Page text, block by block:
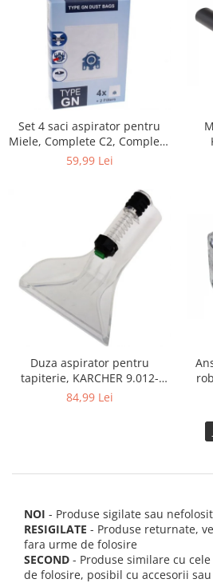
Curatenie si intretinere
Set 4 saci aspirator pentru
Miele, Complete C2, Complete
C3, Classic C1, S8, S5, S2,
59,99 Lei
Duza aspirator pentru
tapiterie, KARCHER 9.012-
278.0, SE4001, SE4002, SE5100
84,99 Lei
NOI - Produse sigilate sau
RESIGILATE - Produse returnate,
fara urme de folosire
SECOND - Produse similare cu
de folosire, posibil cu accesorii